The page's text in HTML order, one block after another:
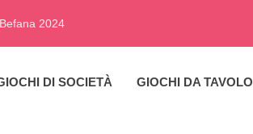
2024
DI SOCIETÀ GIOCHI DA TAVOLO